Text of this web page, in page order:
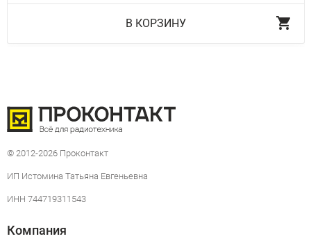
В КОРЗИНУ
© 2012-2026 Проконтакт
ИП Истомина Татьяна Евгеньевна
ИНН 744719311543
Компания